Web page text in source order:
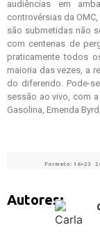
audiências em
controvérsias da
são submetidas não
com centenas de
praticamente todos
maioria das vezes, a
do diferendo. Pode-
sessão ao vivo, com
Gasolina, Emenda
Formato: 16×23
Autores: